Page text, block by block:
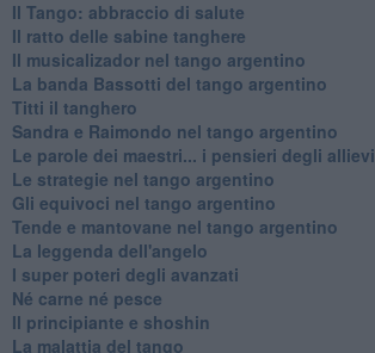
Il Tango: abbraccio di salute
Il ratto delle sabine tanghere
Il musicalizador nel tango argentino
La banda Bassotti del tango argentino
Titti il tanghero
Sandra e Raimondo nel tango argentino
Le parole dei maestri... i pensieri degli allievi
Le strategie nel tango argentino
Gli equivoci nel tango argentino
Tende e mantovane nel tango argentino
La leggenda dell'angelo
I super poteri degli avanzati
​Né carne né pesce
Il principiante e shoshin
La malattia del tango